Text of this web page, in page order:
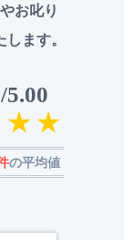
お叱り
ます。
/5.00
の平均値